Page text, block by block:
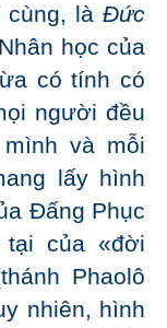
cùng, là Đức
học của
có tính có
người đều
và mỗi
lấy hình
Đấng Phục
của «đời
Phaolô
nhiên, hình